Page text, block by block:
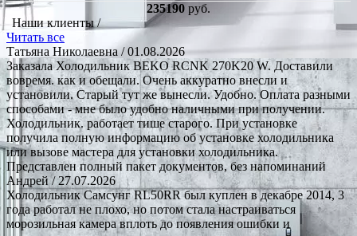
235190 руб.
Наши клиенты /
Читать все
Татьяна Николаевна / 01.08.2026
Заказала Холодильник BEKO RCNK 270K20 W. Доставили
вовремя. как и обещали. Очень аккуратно внесли и
установили. Старый тут же вынесли. Удобно. Оплата разными
способами - мне было удобно наличными при получении.
Холодильник. работает тише старого. При установке
получила полную информацию об установке холодильника
или вызове мастера для установки холодильника.
Представлен полный пакет документов, без напоминаний
Андрей/ 27.07.2026
Холодильник Самсунг RL50RR был куплен в декабре 2014, 3
года работал не плохо, но потом стала настраиваться
морозильная камера вплоть до появления ошибки и